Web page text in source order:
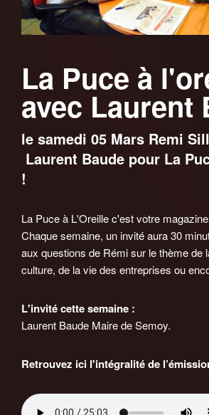
La Puce à
avec Laurent
le samedi 05 Mars Remi
Laurent Baude pour La
!
La Puce à L'Oreille c'est votre
Chaque semaine, un invité aura 30
aux questions de Rémi sur le thème de
culture, de la vie des entreprises ou
L'invité cette semaine :
Laurent Baude Maire de Semoy.
Retrouvez ici l'intégralité de